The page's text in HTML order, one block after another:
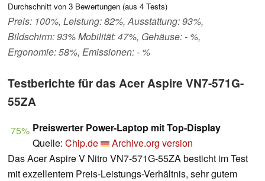
Durchschnitt von 3 Bewertungen (aus 4 Tests)
Preis: 100%, Leistung: 82%, Ausstattung: 93%,
Bildschirm: 93% Mobilität: 47%, Gehäuse: - %,
Ergonomie: 58%, Emissionen: - %
Testberichte für das Acer Aspire VN7-571G-
55ZA
75% Preiswerter Power-Laptop mit Top-Display
Quelle: Chip.de
Archive.org version
Das Acer Aspire V Nitro VN7-571G-55ZA besticht im Test
mit exzellentem Preis-Leistungs-Verhältnis, sehr gutem